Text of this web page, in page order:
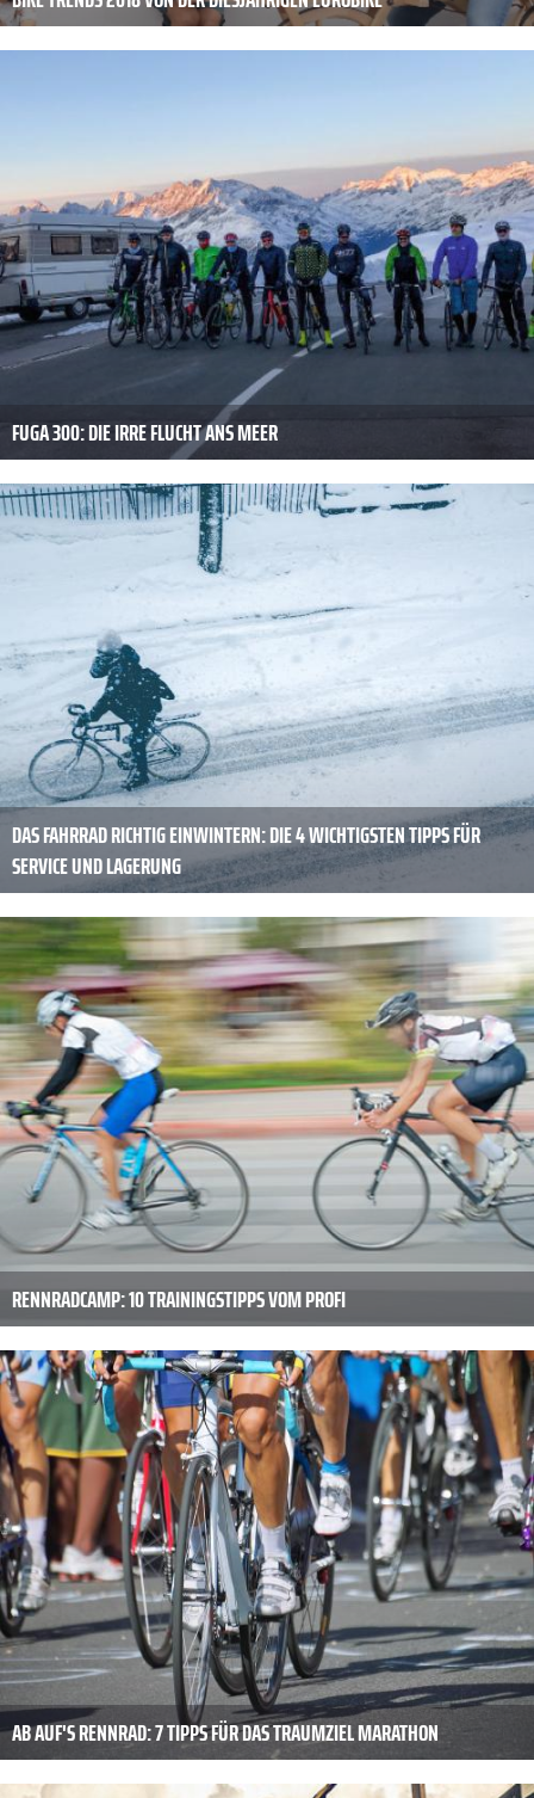
FUGA 300: DIE IRRE FLUCHT ANS MEER
DAS FAHRRAD RICHTIG EINWINTERN: DIE 4 WICHTIGSTEN TIPPS FÜR
SERVICE UND LAGERUNG
RENNRADCAMP: 10 TRAININGSTIPPS VOM PROFI
AB AUF'S RENNRAD: 7 TIPPS FÜR DAS TRAUMZIEL MARATHON